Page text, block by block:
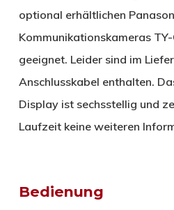
optional erhältlichen
Kommunikationskameras
geeignet. Leider sind im
Anschlusskabel enthalten.
Display ist sechsstellig und
Laufzeit keine weiteren
Bedienung